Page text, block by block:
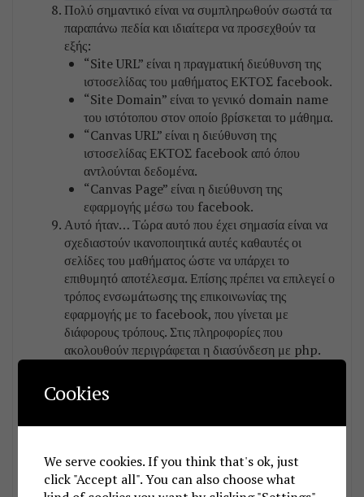
Πολύ σημαντικό είναι να συμπληρωθούν σωστά τα
παραπάνω πεδία και ιδιαίτερα να προσεχθούν τα
εξής:
“Site URL” είναι η πραγματική διεύθυνση της
ιστοσελίδας του μαθήματος ΕΚΤΟΣ facebook.
“Site Domain” είναι το γενικό domain name
του ιστότοπου στον οποίο βρίσκεται το μάθημα.
“Canvas URL” είναι η διεύθυνση της
ιστοσελίδας ΕΚΤΟΣ facebook από όπου
αντλούνται δεδομένα.
“Canvas Page” είναι η διεύθυνση της
εφαρμογής μέσω του facebook.
Αυτό ήταν… Τώρα αυτό που έχει σημασία είναι να
σχεδιαστούν ικανοποιητικά αυτές καθαυτές οι
σελίδες του μαθήματος ώστε να υπάρχει το
επιθυμητό αποτέλεσμα. Επίσης πρέπει να επιλεγεί ο
τρόπος ενσωμάτωσης της επικοινωνίας της
εφαρμογής με το facebook, που γίνεται με
διάφορους τρόπους. Στις πληροφορίες που
ακολουθούν περιγράφεται η διασύνδεση με php.
εφαρμογή θα εμφανιστεί σελίδα με επιλογή
σύνδεσης στο λογαριασμό του όπως φαίνεται
Cookies
We serve cookies. If you think that's ok, just
click "Accept all". You can also choose what